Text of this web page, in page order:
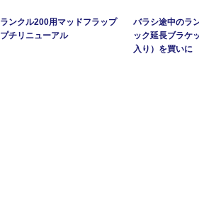
ランクル200用マッドフラップ
プチリニューアル
バラシ途中のラ
ック延長ブラケ
入り）を買いに